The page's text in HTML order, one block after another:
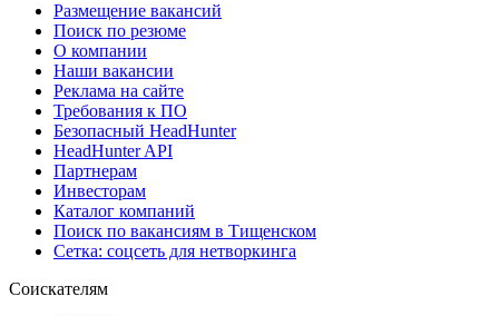
Размещение вакансий
Поиск по резюме
О компании
Наши вакансии
Реклама на сайте
Требования к ПО
Безопасный HeadHunter
HeadHunter API
Партнерам
Инвесторам
Каталог компаний
Поиск по вакансиям в Тищенском
Сетка: соцсеть для нетворкинга
Соискателям